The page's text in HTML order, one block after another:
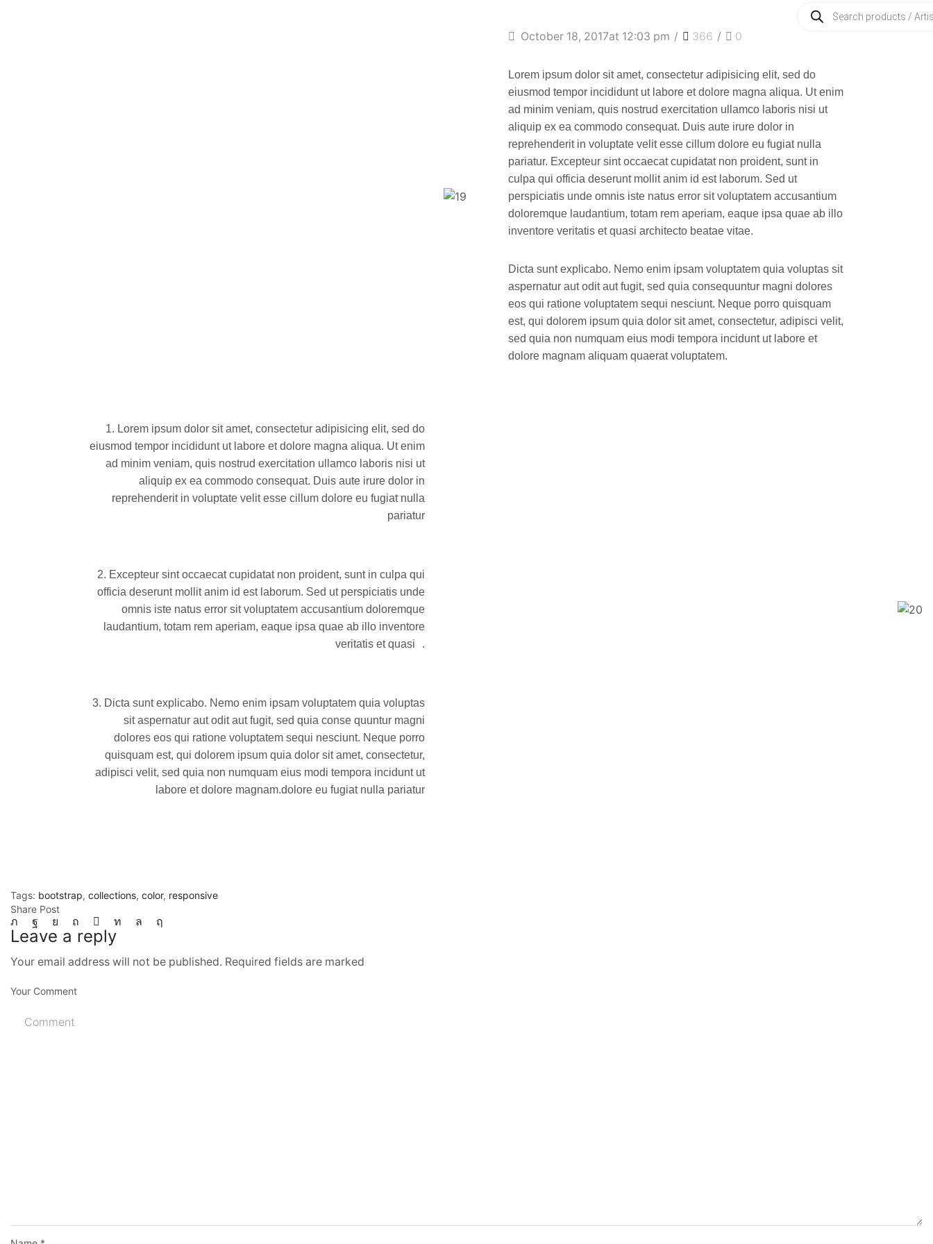
October 18, 2017at 12:03 pm / 366 / 0
Lorem ipsum dolor sit amet, consectetur adipisicing elit, sed do
eiusmod tempor incididunt ut labore et dolore magna aliqua. Ut enim
ad minim veniam, quis nostrud exercitation ullamco laboris nisi ut
aliquip ex ea commodo consequat. Duis aute irure dolor in
reprehenderit in voluptate velit esse cillum dolore eu fugiat nulla
pariatur. Excepteur sint occaecat cupidatat non proident, sunt in
culpa qui officia deserunt mollit anim id est laborum. Sed ut
perspiciatis unde omnis iste natus error sit voluptatem accusantium
doloremque laudantium, totam rem aperiam, eaque ipsa quae ab illo
inventore veritatis et quasi architecto beatae vitae.
Dicta sunt explicabo. Nemo enim ipsam voluptatem quia voluptas sit
aspernatur aut odit aut fugit, sed quia consequuntur magni dolores
eos qui ratione voluptatem sequi nesciunt. Neque porro quisquam
est, qui dolorem ipsum quia dolor sit amet, consectetur, adipisci velit,
sed quia non numquam eius modi tempora incidunt ut labore et
dolore magnam aliquam quaerat voluptatem.
1. Lorem ipsum dolor sit amet, consectetur adipisicing elit, sed do
eiusmod tempor incididunt ut labore et dolore magna aliqua. Ut enim
ad minim veniam, quis nostrud exercitation ullamco laboris nisi ut
aliquip ex ea commodo consequat. Duis aute irure dolor in
reprehenderit in voluptate velit esse cillum dolore eu fugiat nulla
pariatur
2. Excepteur sint occaecat cupidatat non proident, sunt in culpa qui
officia deserunt mollit anim id est laborum. Sed ut perspiciatis unde
omnis iste natus error sit voluptatem accusantium doloremque
laudantium, totam rem aperiam, eaque ipsa quae ab illo inventore
veritatis et quasi .
3. Dicta sunt explicabo. Nemo enim ipsam voluptatem quia voluptas
sit aspernatur aut odit aut fugit, sed quia conse quuntur magni
dolores eos qui ratione voluptatem sequi nesciunt. Neque porro
quisquam est, qui dolorem ipsum quia dolor sit amet, consectetur,
adipisci velit, sed quia non numquam eius modi tempora incidunt ut
labore et dolore magnam.dolore eu fugiat nulla pariatur
Tags: bootstrap, collections, color, responsive
Share Post
Leave a reply
Your email address will not be published. Required fields are marked
Your Comment